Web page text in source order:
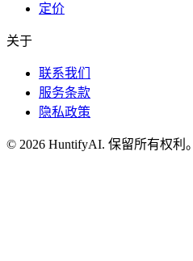
定价
关于
联系我们
服务条款
隐私政策
© 2026 HuntifyAI. 保留所有权利。